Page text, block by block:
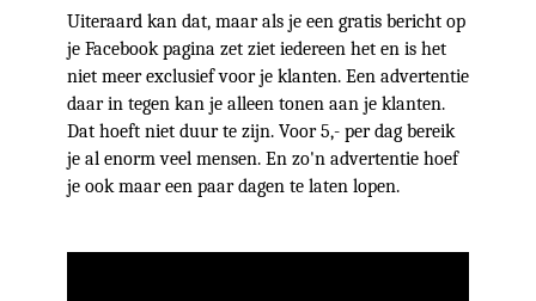
Uiteraard kan dat, maar als je een gratis bericht op
je Facebook pagina zet ziet iedereen het en is het
niet meer exclusief voor je klanten. Een advertentie
daar in tegen kan je alleen tonen aan je klanten.
Dat hoeft niet duur te zijn. Voor 5,- per dag bereik
je al enorm veel mensen. En zo'n advertentie hoef
je ook maar een paar dagen te laten lopen.